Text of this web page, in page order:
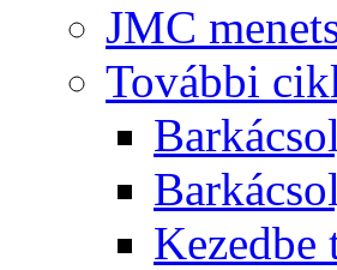
JMC
További
Kezedbe